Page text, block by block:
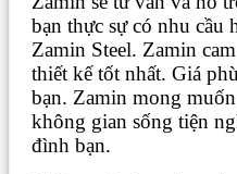
bạn thực sự có nhu cầu
Zamin Steel. Zamin
thiết kế tốt nhất. Giá
bạn. Zamin mong
không gian sống tiện
đình bạn.